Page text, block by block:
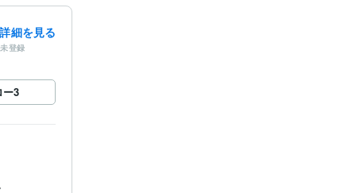
細を見る
未登録
ー3